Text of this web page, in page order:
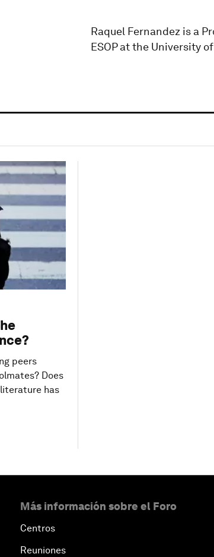
Raquel Fernandez is a
ESOP at the University
peers
Does
has
Más información sobre el Foro
Centros
Reuniones